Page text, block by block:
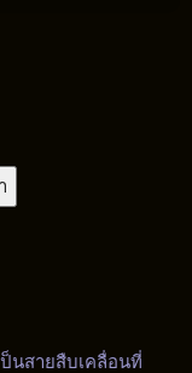
นสายสืบเคลื่อนที่